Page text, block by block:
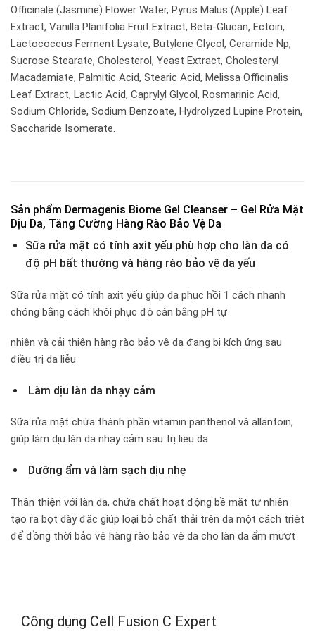
Officinale (Jasmine) Flower Water, Pyrus Malus (Apple) Leaf
Extract, Vanilla Planifolia Fruit Extract, Beta-Glucan, Ectoin,
Lactococcus Ferment Lysate, Butylene Glycol, Ceramide Np,
Sucrose Stearate, Cholesterol, Yeast Extract, Cholesteryl
Macadamiate, Palmitic Acid, Stearic Acid, Melissa Officinalis
Leaf Extract, Lactic Acid, Caprylyl Glycol, Rosmarinic Acid,
Sodium Chloride, Sodium Benzoate, Hydrolyzed Lupine Protein,
Saccharide Isomerate.
Sản phẩm Dermagenis Biome Gel Cleanser – Gel Rửa Mặt
Dịu Da, Tăng Cường Hàng Rào Bảo Vệ Da
Sữa rửa mặt có tính axit yếu phù hợp cho làn da có
độ pH bất thường và hàng rào bảo vệ da yếu
Sữa rửa mặt có tính axit yếu giúp da phục hồi 1 cách nhanh
chóng bằng cách khôi phục độ cân bằng pH tự
nhiên và cải thiện hàng rào bảo vệ da đang bị kích ứng sau
điều trị da liễu
Làm dịu làn da nhạy cảm
Sữa rửa mặt chứa thành phần vitamin panthenol và allantoin,
giúp làm dịu làn da nhạy cảm sau trị lieu da
Dưỡng ẩm và làm sạch dịu nhẹ
Thân thiện với làn da, chứa chất hoạt động bề mặt tự nhiên
tạo ra bọt dày đặc giúp loại bỏ chất thải trên da một cách triệt
để đồng thời bảo vệ hàng rào bảo vệ da cho làn da ẩm mượt
Công dụng Cell Fusion C Expert